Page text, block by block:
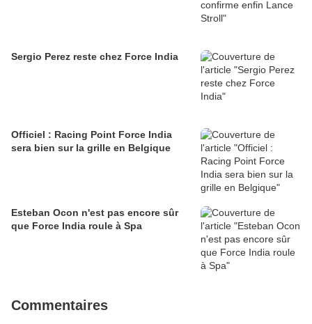
Sergio Perez reste chez Force India
Officiel : Racing Point Force India
sera bien sur la grille en Belgique
Esteban Ocon n'est pas encore sûr
que Force India roule à Spa
Commentaires